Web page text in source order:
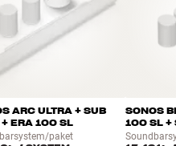
ARC ULTRA + SUB
ERA 100 SL
paket
SONOS
100 SL +